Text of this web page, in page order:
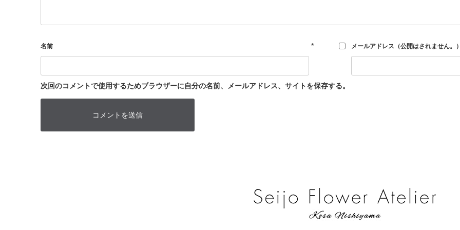
名前 * メールアドレス（公開はされません。
次回のコメントで使用するためブラウザーに自分の名前、メールアドレス、サイトを保存する。